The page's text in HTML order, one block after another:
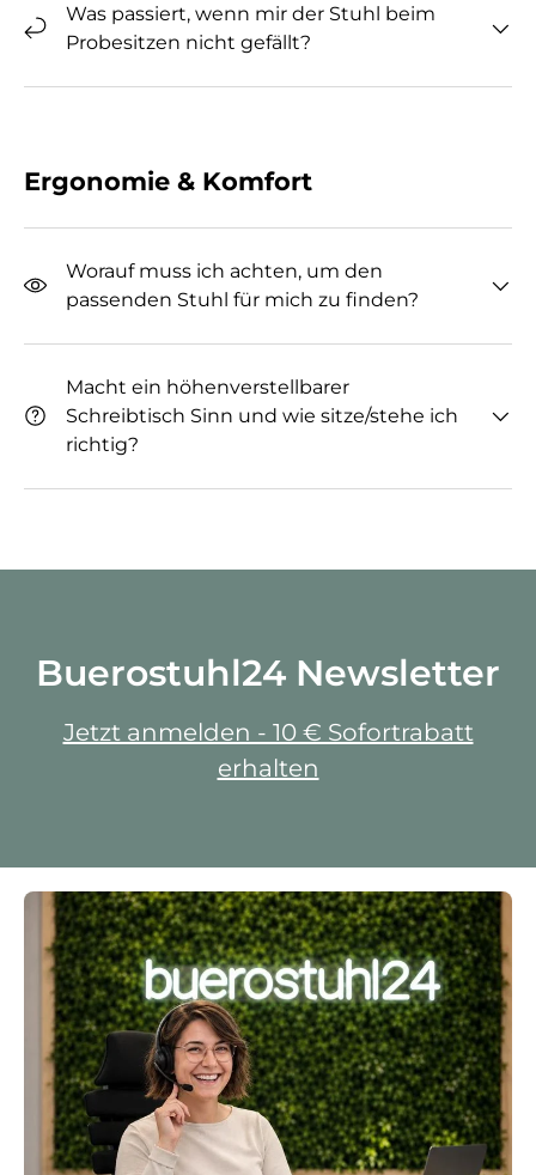
Was passiert, wenn mir der Stuhl beim
Probesitzen nicht gefällt?
Ergonomie & Komfort
Worauf muss ich achten, um den
passenden Stuhl für mich zu finden?
Macht ein höhenverstellbarer
Schreibtisch Sinn und wie sitze/stehe ich
richtig?
Buerostuhl24 Newsletter
Jetzt anmelden - 10 € Sofortrabatt
erhalten